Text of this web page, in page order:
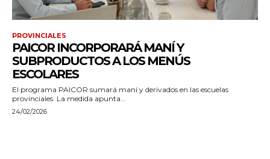
PROVINCIALES
PAICOR INCORPORARÁ MANÍ Y
SUBPRODUCTOS A LOS MENÚS
ESCOLARES
El programa PAICOR sumará maní y derivados en las escuelas
provinciales. La medida apunta...
24/02/2026